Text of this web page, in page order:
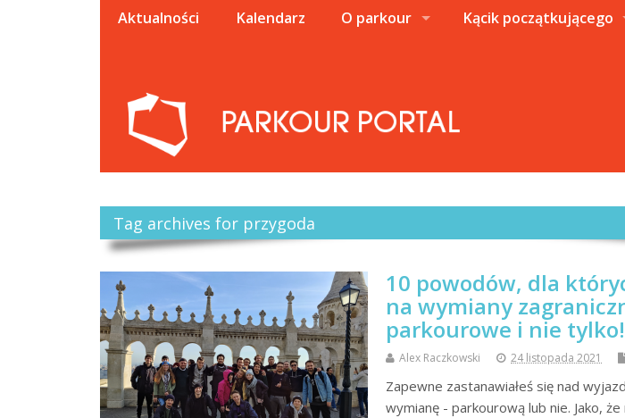
Aktualności Kalendarz O parkour Kącik początkującego
Tag archives for przygoda
10 powodów, dla
na wymiany
parkourowe i nie tylko!
Alex Raczkowski 24 listopada 2021
Zapewne zastanawiałeś się nad
wymianę - parkourową lub nie. Jako,